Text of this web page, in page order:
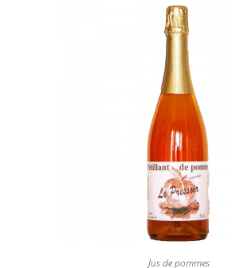
Jus de pommes